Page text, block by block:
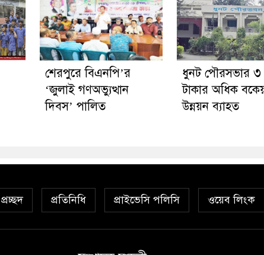
শেরপুরে বিএনপি’র
‘জুলাই গণঅভ্যুত্থান
দিবস’ পালিত
ধুনট পৌরসভার ৩
টাকার অধিক
উন্নয়ন ব্যাহত
প্রচ্ছদ প্রতিনিধি প্রাইভেসি পলিসি ওয়েব লিংক